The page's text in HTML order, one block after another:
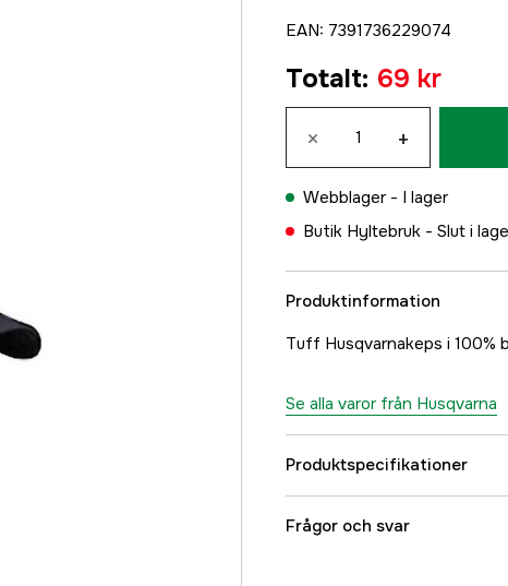
EAN: 7391736229074
Totalt: 69 kr
× +
Webblager - I lager
Butik Hyltebruk - Slut i
Produktinformation
Tuff Husqvarnakeps i 100%
Se alla varor från Husqvarna
Produktspecifikationer
Färgton
Frågor och svar